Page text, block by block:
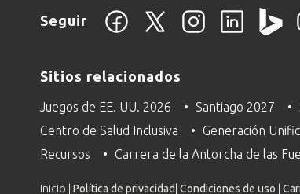
Seguir
Sitios relacionados
Juegos de EE. UU. 2026 Santiago 2027
Centro de Salud Inclusiva
Generación
Recursos
Carrera de la Antorcha de las
Inicio | Política de privacidad Condiciones de uso